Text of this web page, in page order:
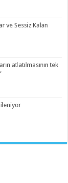
ve Sessiz Kalan
atlatılmasının tek